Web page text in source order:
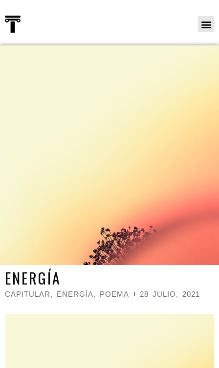
ENERGÍA
CAPITULAR, ENERGÍA, POEMA 28 JULIO, 2021